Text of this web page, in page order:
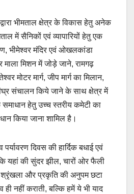
भीमताल क्षेत्र के विकास हेतु अनेक
में सैनिकों एवं व्यापारियों हेतु एक
भीमेश्वर मंदिर एवं ओखलकांडा
माला मिशन में जोड़े जाने, रामगढ़
मोटर मार्ग, जीप मार्ग का मिलान,
संचालन किये जाने के साथ क्षेत्र में
हेतु उच्च स्तरीय कमेटी का
किया जाना शामिल है।
दिवस की हार्दिक बधाई एवं
यहां की सुंदर झील, चारों ओर फैली
श्रृंखला और प्रकृति की अनुपम छटा
नहीं कराती, बल्कि हमें ये भी याद